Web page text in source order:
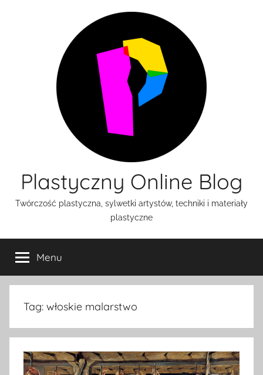
Plastyczny Online Blog
Twórczość plastyczna, sylwetki artystów, techniki i materiały
plastyczne
Menu
Tag: włoskie malarstwo